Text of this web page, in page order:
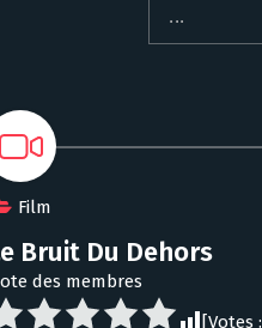
Film
Bruit Du Dehors
des membres
[Votes :